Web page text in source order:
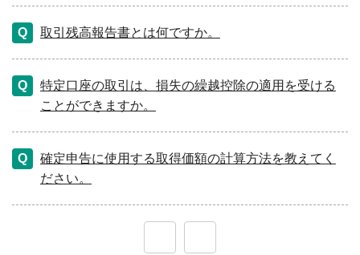
取引残高報告書とは何ですか。
特定口座の取引は、損失の繰越控除の適用を受ける
ことができますか。
確定申告に使用する取得価額の計算方法を教えてく
ださい。